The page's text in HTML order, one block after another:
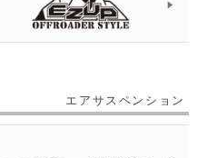
エアサスペンション